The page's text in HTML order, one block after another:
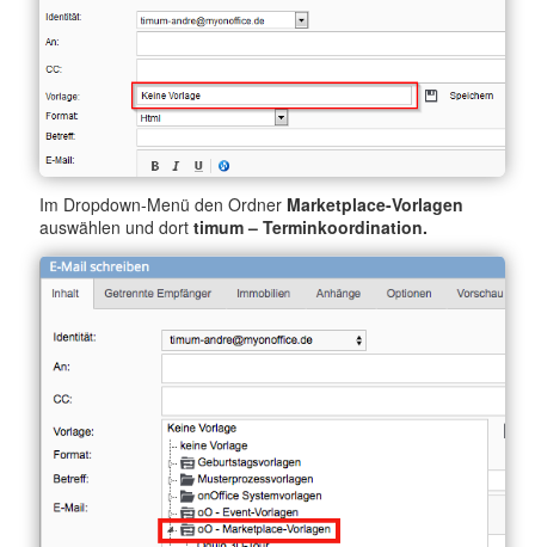
Im Dropdown-Menü den Ordner Marketplace-Vorlagen
auswählen und dort timum – Terminkoordination.